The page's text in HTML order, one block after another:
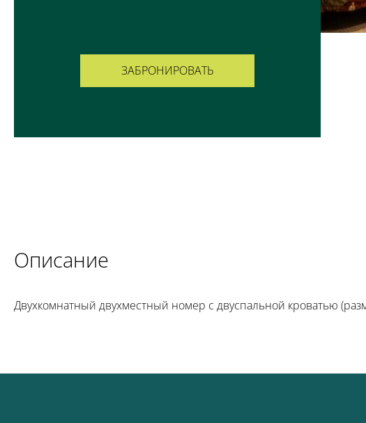
ЗАБРОНИРОВАТЬ
Описание
Двухкомнатный двухместный номер с двуспальной кроватью